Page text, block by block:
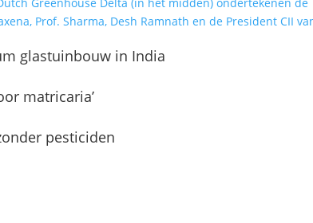
glastuinbouw in India
matricaria’
pesticiden